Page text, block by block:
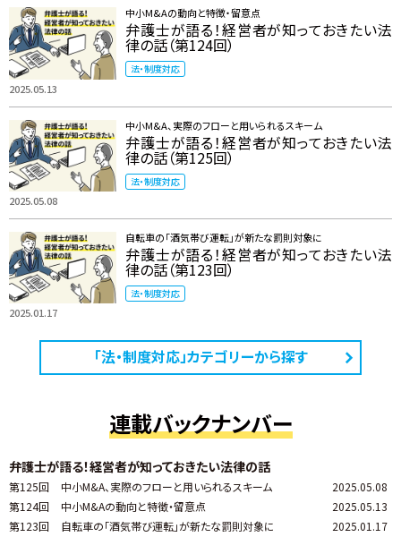
2025.05.13
中小M&Aの動向と特徴・留意点
弁護士が語る！経営者が知っておきたい法
律の話（第124回）
法・制度対応
2025.05.08
中小M&A、実際のフローと用いられるスキーム
弁護士が語る！経営者が知っておきたい法
律の話（第125回）
法・制度対応
2025.01.17
自転車の「酒気帯び運転」が新たな罰則対象に
弁護士が語る！経営者が知っておきたい法
律の話（第123回）
法・制度対応
「法・制度対応」カテゴリーから探す
連載バックナンバー
弁護士が語る！経営者が知っておきたい法律の話
第125回 中小M&A、実際のフローと用いられるスキーム
2025.05.08
第124回
中小M&Aの動向と特徴・留意点
2025.05.13
第123回
自転車の「酒気帯び運転」が新たな罰則対象に
2025.01.17